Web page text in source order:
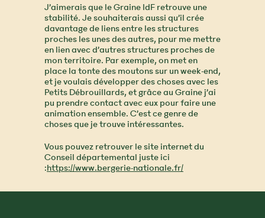
J’aimerais que le Graine IdF retrouve une
stabilité. Je souhaiterais aussi qu’il crée
davantage de liens entre les structures
proches les unes des autres, pour me mettre
en lien avec d’autres structures proches de
mon territoire. Par exemple, on met en
place la tonte des moutons sur un week-end,
et je voulais développer des choses avec les
Petits Débrouillards, et grâce au Graine j’ai
pu prendre contact avec eux pour faire une
animation ensemble. C’est ce genre de
choses que je trouve intéressantes.
Vous pouvez retrouver le site internet du
Conseil départemental juste ici
:https://www.bergerie-nationale.fr/